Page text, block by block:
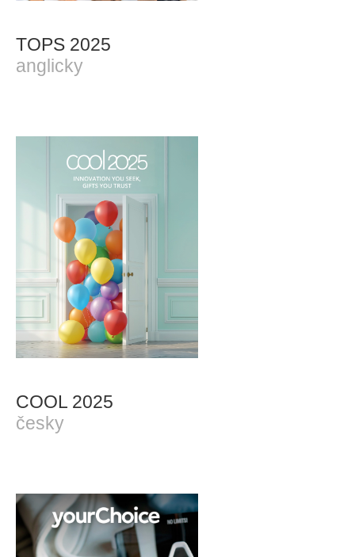
TOPS 2025
anglicky
COOL 2025
česky